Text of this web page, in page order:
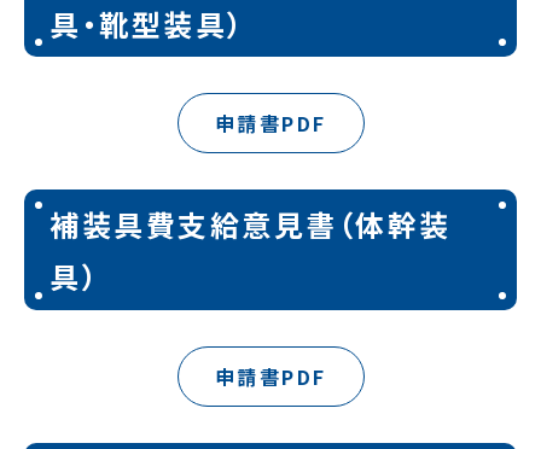
具・靴型装具）
申請書PDF
補装具費支給意見書（体幹装
具）
申請書PDF